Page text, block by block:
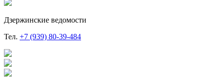
Дзержинские ведомости
Тел. +7 (939) 80-39-484